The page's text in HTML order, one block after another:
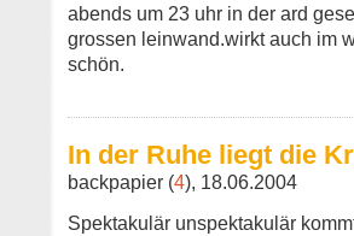
abends um 23 uhr in der ard
grossen leinwand.wirkt auch im
schön.
In der Ruhe liegt die
backpapier (4), 18.06.2004
Spektakulär unspektakulär